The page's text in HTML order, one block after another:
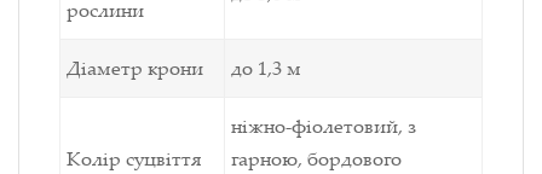
рослини
Діаметр крони до 1,3 м
Колір суцвіття
ніжно-фіолетовий, з
гарною, бордового